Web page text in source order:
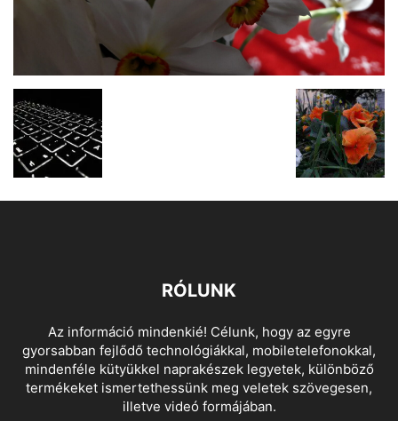
RÓLUNK
Az információ mindenkié! Célunk, hogy az egyre
gyorsabban fejlődő technológiákkal, mobiletelefonokkal,
mindenféle kütyükkel naprakészek legyetek, különböző
termékeket ismertethessünk meg veletek szövegesen,
illetve videó formájában.